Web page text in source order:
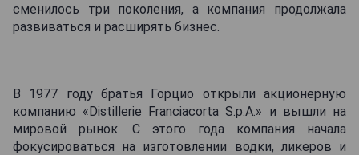
сменилось три поколения, а компания продолжала
развиваться и расширять бизнес.
В 1977 году братья Горцио открыли акционерную
компанию «Distillerie Franciacorta S.p.A.» и вышли на
мировой рынок. С этого года компания начала
фокусироваться на изготовлении водки, ликеров и